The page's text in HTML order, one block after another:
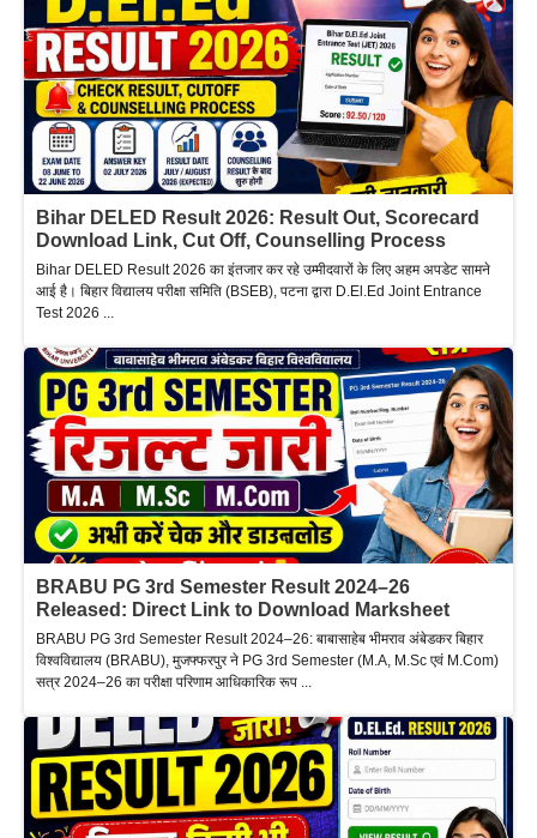
Bihar DELED Result 2026: Result Out, Scorecard
Download Link, Cut Off, Counselling Process
Bihar DELED Result 2026 का इंतजार कर रहे उम्मीदवारों के लिए अहम अपडेट सामने
आई है। बिहार विद्यालय परीक्षा समिति (BSEB), पटना द्वारा D.El.Ed Joint Entrance
Test 2026 ...
BRABU PG 3rd Semester Result 2024–26
Released: Direct Link to Download Marksheet
BRABU PG 3rd Semester Result 2024–26: बाबासाहेब भीमराव अंबेडकर बिहार
विश्वविद्यालय (BRABU), मुजफ्फरपुर ने PG 3rd Semester (M.A, M.Sc एवं M.Com)
सत्र 2024–26 का परीक्षा परिणाम आधिकारिक रूप ...